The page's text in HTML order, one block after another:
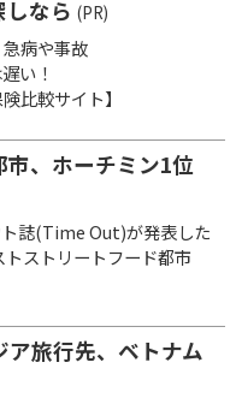
なら (PR)
病や事故
い！
比較サイト】
市、ホーチミン1位
誌(Time Out)が発表した
トストリートフード都市
旅行先、ベトナム